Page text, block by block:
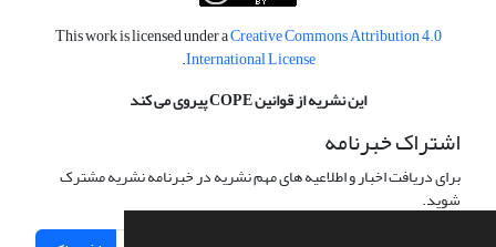
This work is licensed under aCreative Commons Attribution 4.0
International License
.
این نشریه از قوانین COPE پیروی می کند
اشتراک خبرنامه
برای دریافت اخبار و اطلاعیه های مهم نشریه در خبرنامه نشریه مشترک
شوید.